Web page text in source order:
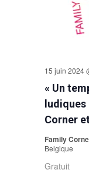
« Un
ludiques
Corner
15 juin 2024
Family
Belgique
Gratuit